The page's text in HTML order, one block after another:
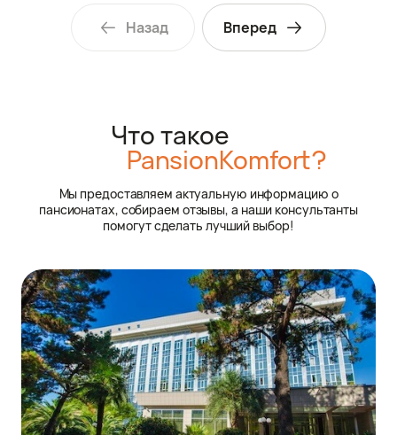
атмосфера, праздники, концерты,
выступления и мастер - классы. В
Назад Вперед
Что такое
PansionKomfort?
Мы предоставляем актуальную информацию о
пансионатах, собираем отзывы, а наши консультанты
помогут сделать лучший выбор!